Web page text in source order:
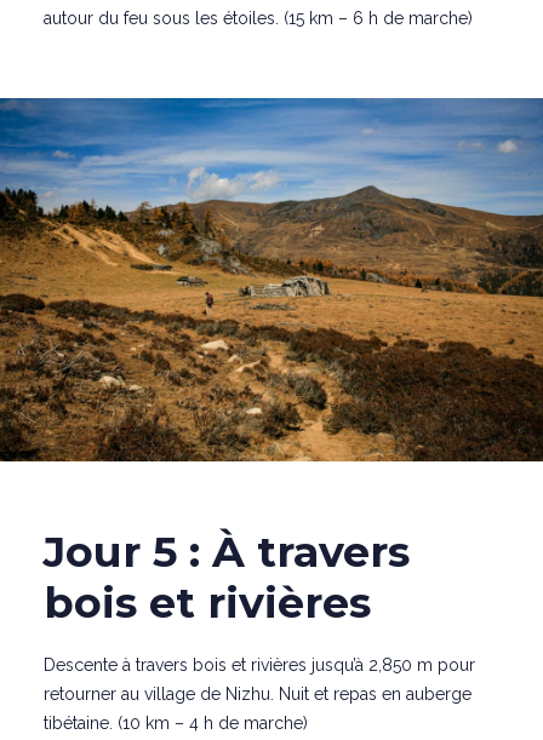
autour du feu sous les étoiles. (15 km – 6 h de marche)
Jour 5 : À travers
bois et rivières
Descente à travers bois et rivières jusqu’à 2,850 m pour
retourner au village de Nizhu. Nuit et repas en auberge
tibétaine. (10 km – 4 h de marche)